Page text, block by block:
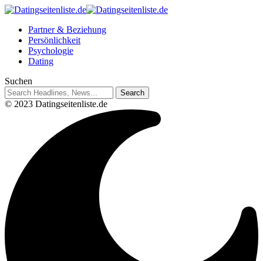
Partner & Beziehung
Persönlichkeit
Psychologie
Dating
Suchen
© 2023 Datingseitenliste.de